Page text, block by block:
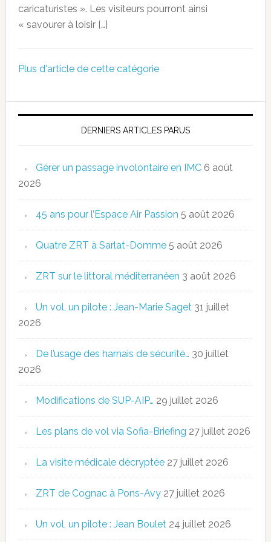
caricaturistes ». Les visiteurs pourront ainsi
« savourer à loisir […]
Plus d'article de cette catégorie
DERNIERS ARTICLES PARUS
Gérer un passage involontaire en IMC 6 août
2026
45 ans pour l’Espace Air Passion 5 août 2026
Quatre ZRT à Sarlat-Domme 5 août 2026
ZRT sur le littoral méditerranéen 3 août 2026
Un vol, un pilote : Jean-Marie Saget 31 juillet
2026
De l’usage des harnais de sécurité… 30 juillet
2026
Modifications de SUP-AIP… 29 juillet 2026
Les plans de vol via Sofia-Briefing 27 juillet 2026
La visite médicale décryptée 27 juillet 2026
ZRT de Cognac à Pons-Avy 27 juillet 2026
Un vol, un pilote : Jean Boulet 24 juillet 2026